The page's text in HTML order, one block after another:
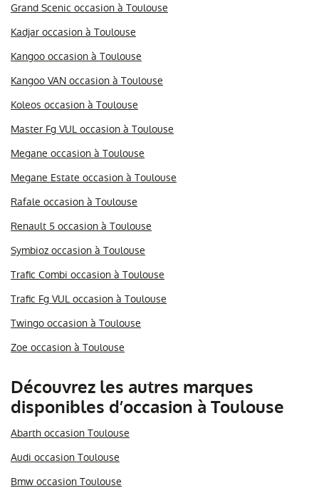
Grand Scenic occasion à Toulouse
Kadjar occasion à Toulouse
Kangoo occasion à Toulouse
Kangoo VAN occasion à Toulouse
Koleos occasion à Toulouse
Master Fg VUL occasion à Toulouse
Megane occasion à Toulouse
Megane Estate occasion à Toulouse
Rafale occasion à Toulouse
Renault 5 occasion à Toulouse
Symbioz occasion à Toulouse
Trafic Combi occasion à Toulouse
Trafic Fg VUL occasion à Toulouse
Twingo occasion à Toulouse
Zoe occasion à Toulouse
Découvrez les autres marques
disponibles d’occasion à Toulouse
Abarth occasion Toulouse
Audi occasion Toulouse
Bmw occasion Toulouse